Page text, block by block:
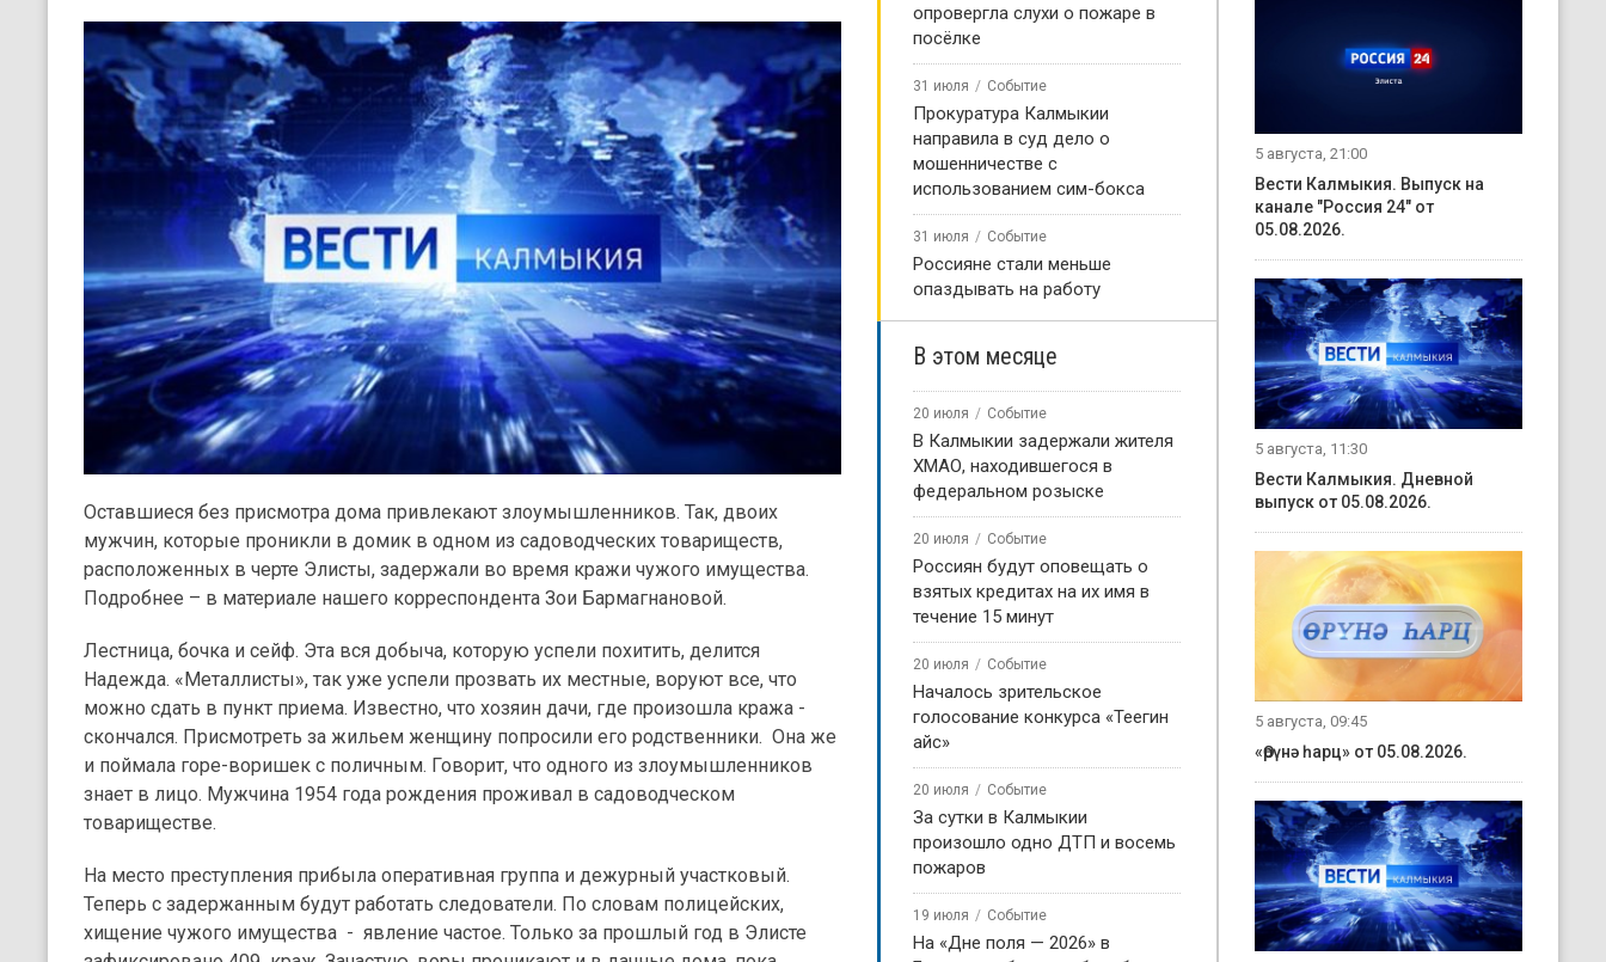
Оставшиеся без присмотра дома привлекают злоумышленников. Так, двоих
мужчин, которые проникли в домик в одном из садоводческих товариществ,
расположенных в черте Элисты, задержали во время кражи чужого имущества.
Подробнее – в материале нашего корреспондента Зои Бармагнановой.
Лестница, бочка и сейф. Эта вся добыча, которую успели похитить, делится
Надежда. «Металлисты», так уже успели прозвать их местные, воруют все, что
можно сдать в пункт приема. Известно, что хозяин дачи, где произошла кража -
скончался. Присмотреть за жильем женщину попросили его родственники. Она же
и поймала горе-воришек с поличным. Говорит, что одного из злоумышленников
знает в лицо. Мужчина 1954 года рождения проживал в садоводческом
товариществе.
На место преступления прибыла оперативная группа и дежурный участковый.
Теперь с задержанным будут работать следователи. По словам полицейских,
хищение чужого имущества - явление частое. Только за прошлый год в Элисте
опровергла слухи о пожаре в
посёлке
31 июля Событие
Прокуратура Калмыкии
направила в суд дело о
мошенничестве с
использованием сим-бокса
31 июля Событие
Россияне стали меньше
опаздывать на работу
В этом месяце
20 июля Событие
В Калмыкии задержали жителя
ХМАО, находившегося в
федеральном розыске
20 июля Событие
Россиян будут оповещать о
взятых кредитах на их имя в
течение 15 минут
20 июля Событие
Началось зрительское
голосование конкурса «Теегин
айс»
20 июля Событие
За сутки в Калмыкии
произошло одно ДТП и восемь
пожаров
19 июля Событие
На «Дне поля — 2026» в
5 августа, 21:00
Вести Калмыкия. Выпуск на
канале "Россия 24" от
05.08.2026.
5 августа, 11:30
Вести Калмыкия. Дневной
выпуск от 05.08.2026.
5 августа, 09:45
«Өрүнә һарц» от 05.08.2026.